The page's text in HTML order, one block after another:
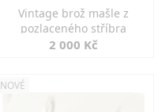
Vintage brož mašle z
pozlaceného stříbra
2 000 Kč
NOVÉ